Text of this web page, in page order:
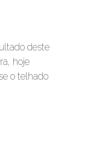
deste
hoje
o telhado